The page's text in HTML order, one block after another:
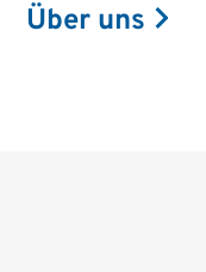
Über uns